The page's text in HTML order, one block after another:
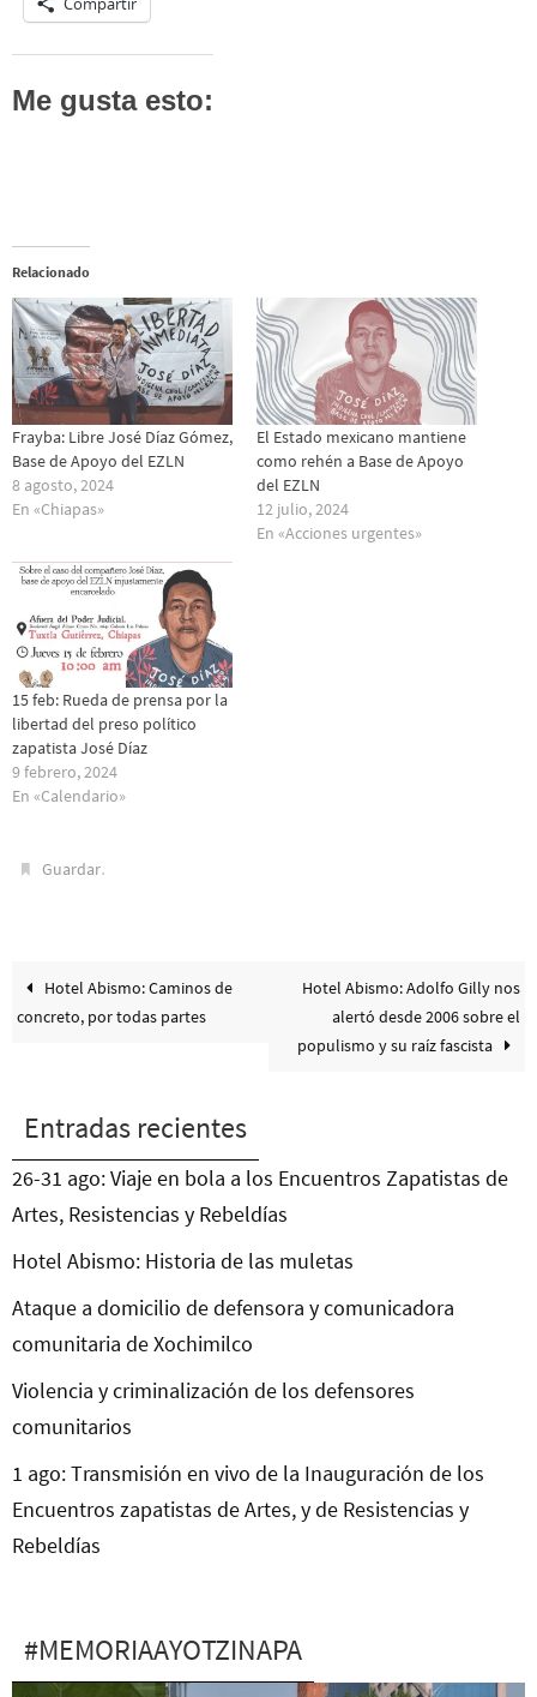
Me gusta esto:
Relacionado
Frayba: Libre José Díaz Gómez,
Base de Apoyo del EZLN
8 agosto, 2024
En «Chiapas»
El Estado mexicano mantiene
como rehén a Base de Apoyo
del EZLN
12 julio, 2024
En «Acciones urgentes»
15 feb: Rueda de prensa por la
libertad del preso político
zapatista José Díaz
9 febrero, 2024
En «Calendario»
Guardar.
Hotel Abismo: Caminos de
concreto, por todas partes
Hotel Abismo: Adolfo Gilly nos
alertó desde 2006 sobre el
populismo y su raíz fascista
Entradas recientes
26-31 ago: Viaje en bola a los Encuentros Zapatistas de
Artes, Resistencias y Rebeldías
Hotel Abismo: Historia de las muletas
Ataque a domicilio de defensora y comunicadora
comunitaria de Xochimilco
Violencia y criminalización de los defensores
comunitarios
1 ago: Transmisión en vivo de la Inauguración de los
Encuentros zapatistas de Artes, y de Resistencias y
Rebeldías
#MEMORIAAYOTZINAPA